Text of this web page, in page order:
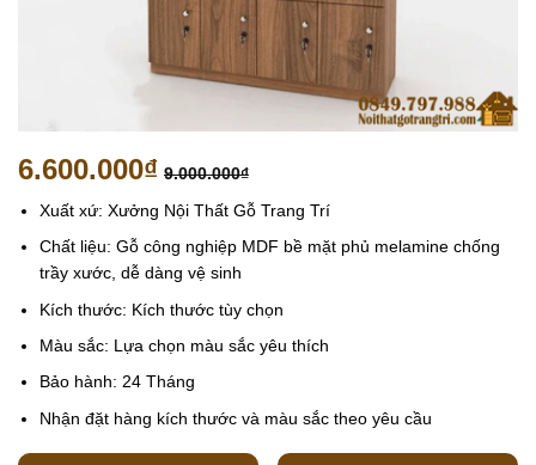
6.600.000₫ 9.000.000₫
Xuất xứ: Xưởng Nội Thất Gỗ Trang Trí
Chất liệu: Gỗ công nghiệp MDF bề mặt phủ melamine chống
trầy xước, dễ dàng vệ sinh
Kích thước: Kích thước tùy chọn
Màu sắc: Lựa chọn màu sắc yêu thích
Bảo hành: 24 Tháng
Nhận đặt hàng kích thước và màu sắc theo yêu cầu